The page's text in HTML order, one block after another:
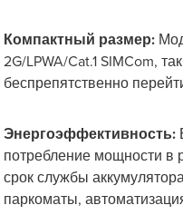
Компактный размер:
2G/LPWA/Cat.1 SIMCom,
беспрепятственно
Энергоэффективность:
потребление мощности в
срок службы
паркоматы,